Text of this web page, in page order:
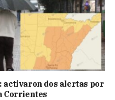
activaron dos alertas por
Corrientes